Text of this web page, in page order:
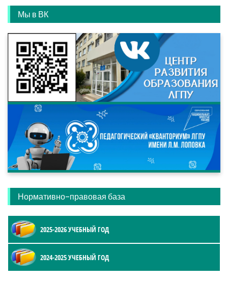
Мы в ВК
Нормативно-правовая база
2025-2026 УЧЕБНЫЙ ГОД
2024-2025 УЧЕБНЫЙ ГОД